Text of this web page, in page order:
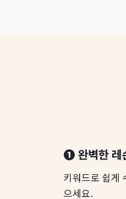
❶ 완벽한 레
키워드로 쉽게
으세요.